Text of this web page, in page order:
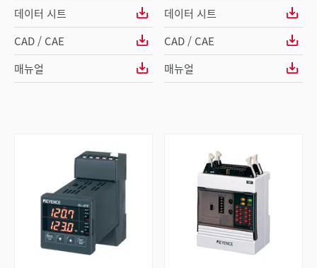
데이터 시트
CAD / CAE
매뉴얼
데이터 시트
CAD / CAE
매뉴얼